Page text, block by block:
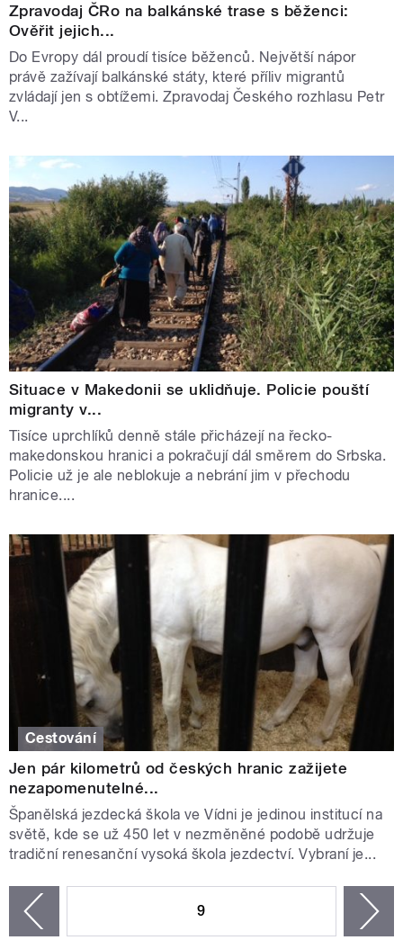
Zpravodaj ČRo na balkánské trase s běženci:
Ověřit jejich...
Do Evropy dál proudí tisíce běženců. Největší nápor
právě zažívají balkánské státy, které příliv migrantů
zvládají jen s obtížemi. Zpravodaj Českého rozhlasu Petr
V...
Situace v Makedonii se uklidňuje. Policie pouští
migranty v...
Tisíce uprchlíků denně stále přicházejí na řecko-
makedonskou hranici a pokračují dál směrem do Srbska.
Policie už je ale neblokuje a nebrání jim v přechodu
hranice....
Cestování
Jen pár kilometrů od českých hranic zažijete
nezapomenutelné...
Španělská jezdecká škola ve Vídni je jedinou institucí na
světě, kde se už 450 let v nezměněné podobě udržuje
tradiční renesanční vysoká škola jezdectví. Vybraní je...
9